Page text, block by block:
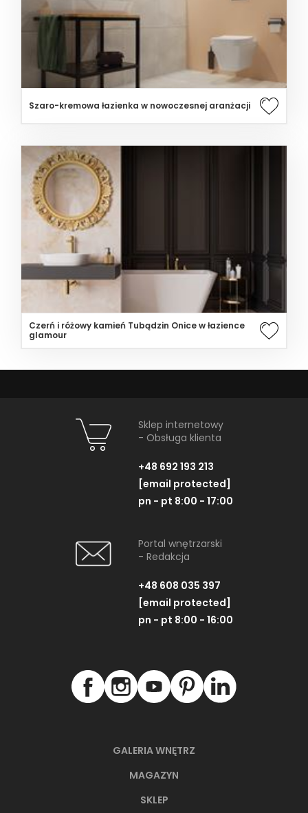
Szaro-kremowa łazienka w nowoczesnej aranżacji
Czerń i różowy kamień Tubądzin Onice w łazience
glamour
GALERIA WNĘTRZ
MAGAZYN
SKLEP
Sklep internetowy
- Obsługa klienta
+48 692 193 213
[email protected]
pn - pt 8:00 - 17:00
Portal wnętrzarski
- Redakcja
+48 608 035 397
[email protected]
pn - pt 8:00 - 16:00